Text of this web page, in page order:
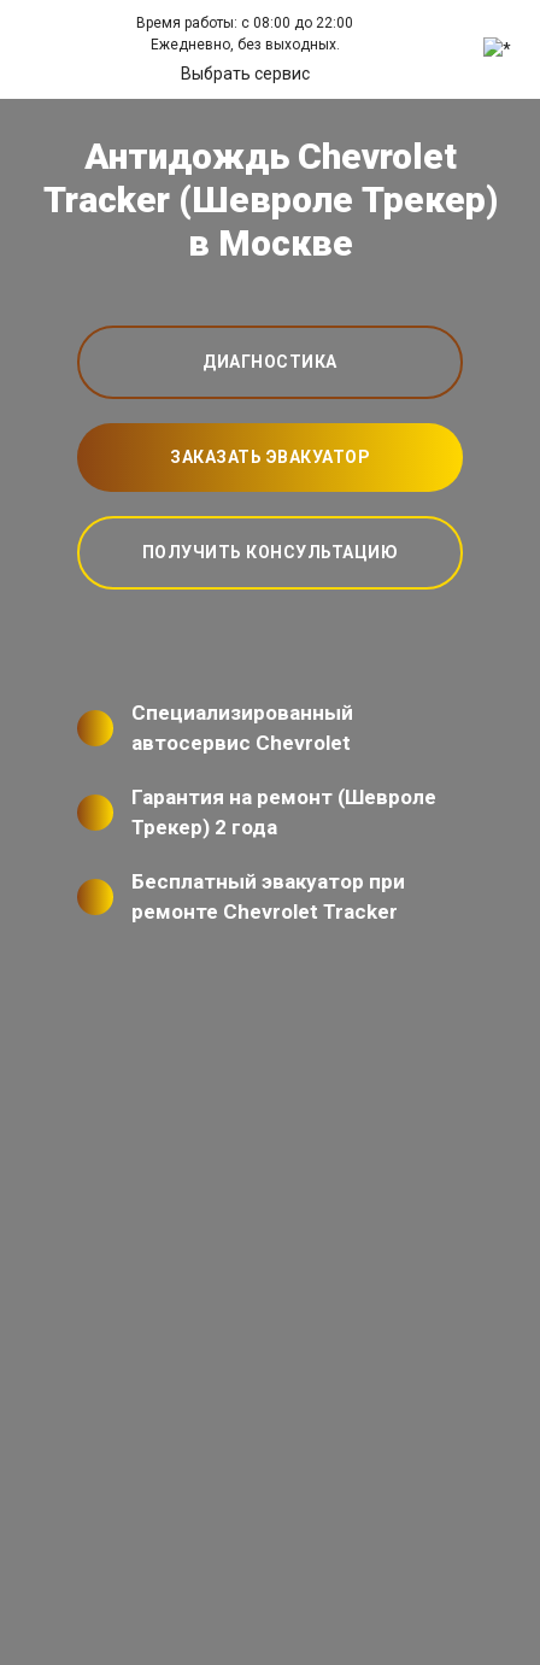
Время работы: с 08:00 до 22:00
Ежедневно, без выходных.
Выбрать сервис
Антидождь Chevrolet
Tracker (Шевроле Трекер)
в Москве
ДИАГНОСТИКА
ЗАКАЗАТЬ ЭВАКУАТОР
ПОЛУЧИТЬ КОНСУЛЬТАЦИЮ
Специализированный
автосервис Chevrolet
Гарантия на ремонт (Шевроле
Трекер) 2 года
Бесплатный эвакуатор при
ремонте Chevrolet Tracker